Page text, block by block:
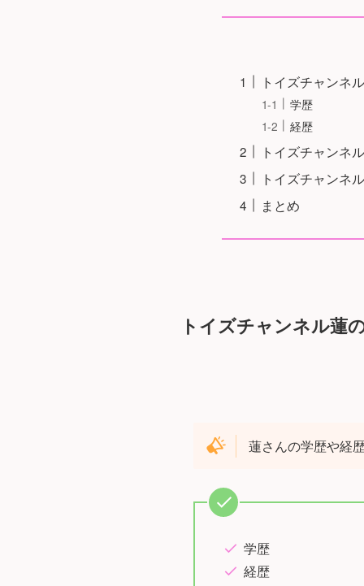
トイズチャンネ
学歴
経歴
トイズチャンネ
トイズチャンネ
まとめ
トイズチャンネル蓮
蓮さんの学歴や経歴
学歴
経歴